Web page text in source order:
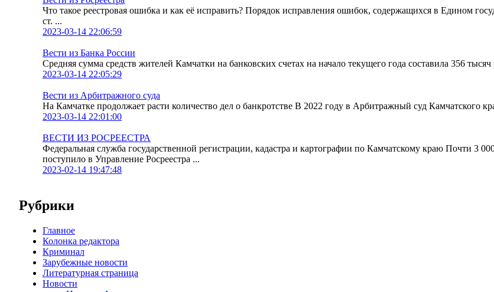
Что такое реестровая ошибка и как её исправить? Порядок исправления ошибок, содержащихся в Едином
ст. ...
2023-03-14 22:06:59
Вести из Банка России
Средняя сумма средств жителей Камчатки на банковских счетах на начало текущего года составила 356
2023-03-14 22:05:29
Вести из Арбитражного суда
На Камчатке продолжает расти количество дел о банкротстве В 2022 году в Арбитражный суд Камчатского
2023-03-14 22:01:00
ВЕСТИ ИЗ РОСРЕЕСТРА
Федеральная служба государственной регистрации, кадастра и картографии по Камчатскому краю Почти 3
поступило в Управление Росреестра ...
2023-02-14 19:47:48
Рубрики
Главное
Колонка редактора
Криминал
Зарубежные новости
Литературная страница
Новости